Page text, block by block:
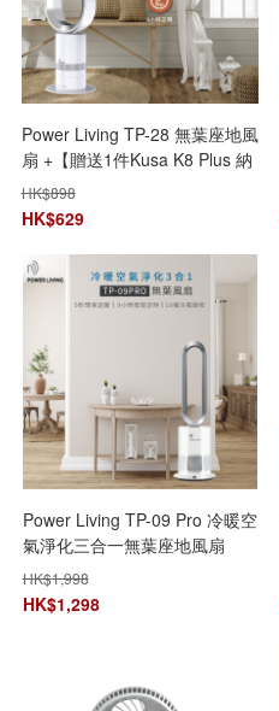
Power Living TP-28 無葉座地風
扇 +【贈送1件Kusa K8 Plus 納
米自動噴霧槍】【全港免運】
HK$898
HK$629
Power Living TP-09 Pro 冷暖空
氣淨化三合一無葉座地風扇
【原裝行貨】【+贈送1張 百佳
現金券 $50】
HK$1,998
HK$1,298